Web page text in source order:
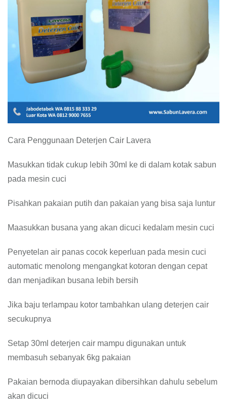
Cara Penggunaan Deterjen Cair Lavera
Masukkan tidak cukup lebih 30ml ke di dalam kotak sabun
pada mesin cuci
Pisahkan pakaian putih dan pakaian yang bisa saja luntur
Maasukkan busana yang akan dicuci kedalam mesin cuci
Penyetelan air panas cocok keperluan pada mesin cuci
automatic menolong mengangkat kotoran dengan cepat
dan menjadikan busana lebih bersih
Jika baju terlampau kotor tambahkan ulang deterjen cair
secukupnya
Setap 30ml deterjen cair mampu digunakan untuk
membasuh sebanyak 6kg pakaian
Pakaian bernoda diupayakan dibersihkan dahulu sebelum
akan dicuci